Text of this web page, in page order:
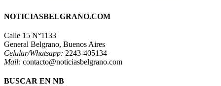
NOTICIASBELGRANO.COM
Calle 15 N°1133
General Belgrano, Buenos Aires
Celular/Whatsapp: 2243-405134
Mail: contacto@noticiasbelgrano.com
BUSCAR EN NB